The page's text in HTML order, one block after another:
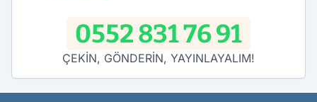
0552 831 76 91
ÇEKİN, GÖNDERİN, YAYINLAYALIM!